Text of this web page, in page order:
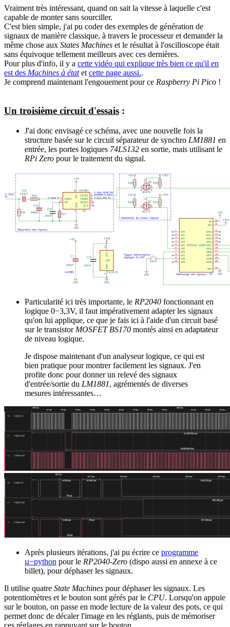
Vraiment très intéressant, quand on sait la vitesse à laquelle c'est
capable de monter sans sourciller.
C'est bien simple, j'ai pu coder des exemples de génération de
signaux de manière classique, à travers le processeur et demander la
même chose aux States Machines et le résultat à l'oscilloscope était
sans équivoque tellement meilleurs avec ces dernières.
Pour plus d'info, il y a cette vidéo qui explique très bien ce qu'il en
est des Machines à étatet cette page aussi..
Je comprend maintenant l'engouement pour ce Raspberry Pi Pico !
Un troisième circuit d'essais :
J'ai donc envisagé ce schéma, avec une nouvelle fois la
structure basée sur le circuit séparateur de synchro LM1881 en
entrée, les portes logiques 74LS132 en sortie, mais utilisant le
RPi Zero pour le traitement du signal.
Particularité ici très importante, le RP2040 fonctionnant en
logique 0−3,3V, il faut impérativement adapter les signaux
qu'on lui applique, ce que je fais ici à l'aide d'un circuit basé
sur le transistor MOSFET BS170 montés ainsi en adaptateur
de niveau logique.
Je dispose maintenant d'un analyseur logique, ce qui est
bien pratique pour montrer facilement les signaux. J'en
profite donc pour donner un relevé des signaux
d'entrée/sortie du LM1881, agrémentés de diverses
mesures intéressantes…
Après plusieurs itérations, j'ai pu écrire ce programme
µ−python pour le RP2040-Zero (dispo aussi en annexe à ce
billet), pour déphaser les signaux.
Il utilise quatre State Machines pour déphaser les signaux. Les
potentiomètres et le bouton sont gérés par le CPU. Lorsqu'on appuie
sur le bouton, on passe en mode lecture de la valeur des pots, ce qui
permet donc de décaler l'image en les réglants, puis de mémoriser